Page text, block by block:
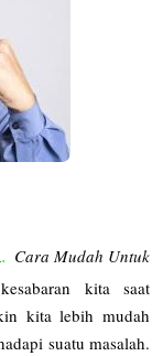
. Cara Mudah Untuk
kita saat
kita lebih mudah
suatu masalah.